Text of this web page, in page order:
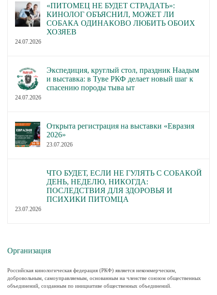
«ПИТОМЕЦ НЕ БУДЕТ СТРАДАТЬ»:
КИНОЛОГ ОБЪЯСНИЛ, МОЖЕТ ЛИ
СОБАКА ОДИНАКОВО ЛЮБИТЬ ОБОИХ
ХОЗЯЕВ
24.07.2026
Экспедиция, круглый стол, праздник Наадым
и выставка: в Туве РКФ делает новый шаг к
спасению породы тыва ыт
24.07.2026
Открыта регистрация на выставки «Евразия
2026»
23.07.2026
ЧТО БУДЕТ, ЕСЛИ НЕ ГУЛЯТЬ С СОБАКОЙ
ДЕНЬ, НЕДЕЛЮ, НИКОГДА:
ПОСЛЕДСТВИЯ ДЛЯ ЗДОРОВЬЯ И
ПСИХИКИ ПИТОМЦА
23.07.2026
Организация
Российская кинологическая федерация (РКФ) является некоммерческим,
добровольным, самоуправляемым, основанным на членстве союзом общественных
объединений, созданным по инициативе общественных объединений.